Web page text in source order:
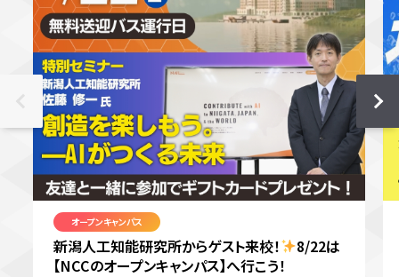
オープンキャンパス
新潟人工知能研究所からゲスト来校！
8/22は
【NCCのオープンキャンパス】へ行こう！